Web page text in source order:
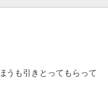
うも引きとってもらって